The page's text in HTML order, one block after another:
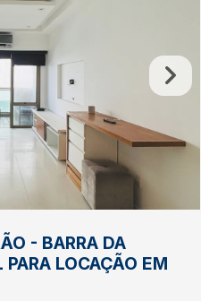
- BARRA DA
PARA LOCAÇÃO EM